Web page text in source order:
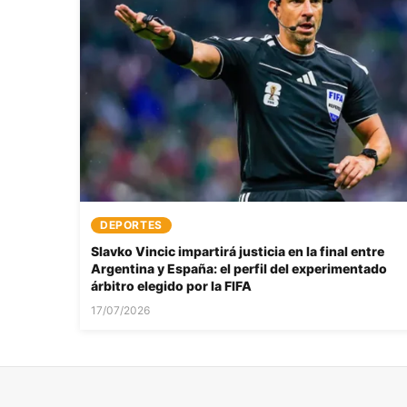
DEPORTES
Slavko Vincic impartirá justicia en la final entre
Argentina y España: el perfil del experimentado
árbitro elegido por la FIFA
17/07/2026